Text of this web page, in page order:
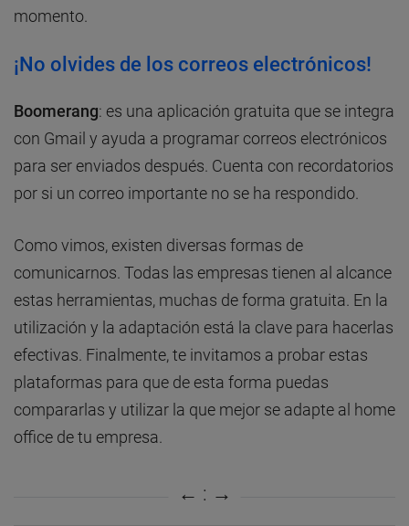
momento.
¡No olvides de los correos electrónicos!
Boomerang: es una aplicación gratuita que se integra
con Gmail y ayuda a programar correos electrónicos
para ser enviados después. Cuenta con recordatorios
por si un correo importante no se ha respondido.
Como vimos, existen diversas formas de
comunicarnos. Todas las empresas tienen al alcance
estas herramientas, muchas de forma gratuita. En la
utilización y la adaptación está la clave para hacerlas
efectivas. Finalmente, te invitamos a probar estas
plataformas para que de esta forma puedas
compararlas y utilizar la que mejor se adapte al home
office de tu empresa.